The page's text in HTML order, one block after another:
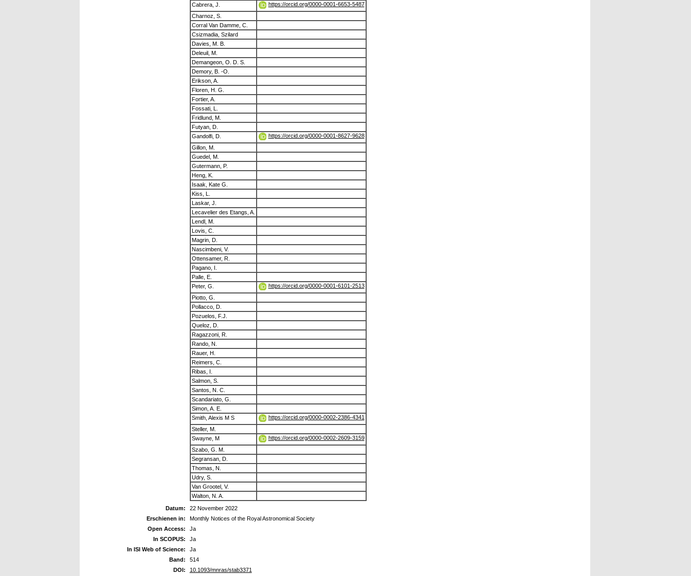
Cabrera, J.
https://orcid.org/0000-0001-6653-5487
Charnoz, S.
Corral Van Damme, C.
Csizmadia, Szilard
Davies, M. B.
Deleuil, M.
Demangeon, O. D. S.
Demory, B. -O.
Erikson, A.
Floren, H. G.
Fortier, A.
Fossati, L.
Fridlund, M.
Futyan, D.
Gandolfi, D.
https://orcid.org/0000-0001-8627-9628
Gillon, M.
Guedel, M.
Gutermann, P.
Heng, K.
Isaak, Kate G.
Kiss, L.
Laskar, J.
Lecavelier des Etangs, A.
Lendl, M.
Lovis, C.
Magrin, D.
Nascimbeni, V.
Ottensamer, R.
Pagano, I.
Palle, E.
Peter, G.
https://orcid.org/0000-0001-6101-2513
Piotto, G.
Pollacco, D.
Pozuelos, F.J.
Queloz, D.
Ragazzoni, R.
Rando, N.
Rauer, H.
Reimers, C.
Ribas, I.
Salmon, S.
Santos, N. C.
Scandariato, G.
Simon, A. E.
Smith, Alexis M S
https://orcid.org/0000-0002-2386-4341
Steller, M.
Swayne, M
https://orcid.org/0000-0002-2609-3159
Szabo, G. M.
Segransan, D.
Thomas, N.
Udry, S.
Van Grootel, V.
Walton, N. A.
Datum:
22 November 2022
Erschienen in:
Monthly Notices of the Royal Astronomical Society
Open Access:
Ja
In SCOPUS:
Ja
In ISI Web of Science:
Ja
Band:
514
DOI:
10.1093/mnras/stab3371